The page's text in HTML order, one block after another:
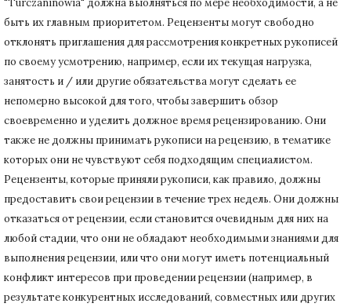
быть их главным приоритетом. Рецензенты могут свободно
отклонять приглашения для рассмотрения конкретных рукописей
по своему усмотрению, например, если их текущая нагрузка,
занятость и / или другие обязательства могут сделать ее
непомерно высокой для того, чтобы завершить обзор
своевременно и уделить должное время рецензированию. Они
также не должны принимать рукописи на рецензию, в тематике
которых они не чувствуют себя подходящим специалистом.
Рецензенты, которые приняли рукописи, как правило, должны
предоставить свои рецензии в течение трех недель. Они должны
отказаться от рецензии, если становится очевидным для них на
любой стадии, что они не обладают необходимыми знаниями для
выполнения рецензии, или что они могут иметь потенциальный
конфликт интересов при проведении рецензии (например, в
результате конкурентных исследований, совместных или других